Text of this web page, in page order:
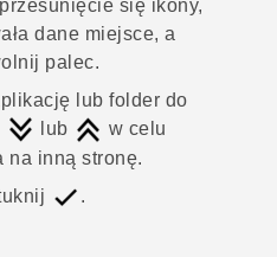
się ikony,
dane miejsce, a
palec.
lub folder do
lub
w celu
na inną stronę.
.